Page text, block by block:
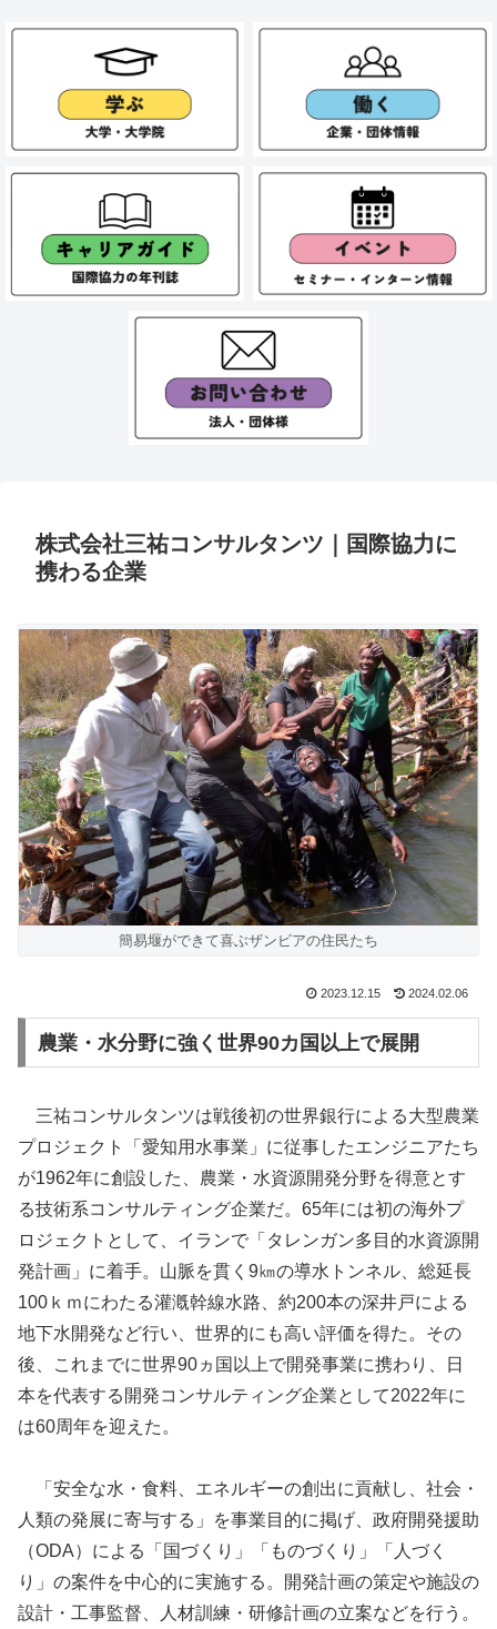
株式会社三祐コンサルタンツ｜国際協力に
携わる企業
簡易堰ができて喜ぶザンビアの住民たち
2023.12.15 2024.02.06
農業・水分野に強く世界90カ国以上で展開
三祐コンサルタンツは戦後初の世界銀行による大型農業
プロジェクト「愛知用水事業」に従事したエンジニアたち
が1962年に創設した、農業・水資源開発分野を得意とす
る技術系コンサルティング企業だ。65年には初の海外プ
ロジェクトとして、イランで「タレンガン多目的水資源開
発計画」に着手。山脈を貫く9㎞の導水トンネル、総延長
100ｋｍにわたる灌漑幹線水路、約200本の深井戸による
地下水開発など行い、世界的にも高い評価を得た。その
後、これまでに世界90ヵ国以上で開発事業に携わり、日
本を代表する開発コンサルティング企業として2022年に
は60周年を迎えた。
「安全な水・食料、エネルギーの創出に貢献し、社会・
人類の発展に寄与する」を事業目的に掲げ、政府開発援助
（ODA）による「国づくり」「ものづくり」「人づく
り」の案件を中心的に実施する。開発計画の策定や施設の
設計・工事監督、人材訓練・研修計画の立案などを行う。